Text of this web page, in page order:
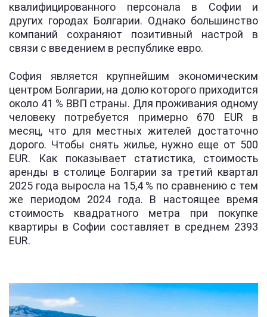
квалифицированного персонала в Софии и
других городах Болгарии. Однако большинство
компаний сохраняют позитивный настрой в
связи с введением в республике евро.
София является крупнейшим экономическим
центром Болгарии, на долю которого приходится
около 41 % ВВП страны. Для проживания одному
человеку потребуется примерно 670 EUR в
месяц, что для местных жителей достаточно
дорого. Чтобы снять жилье, нужно еще от 500
EUR. Как показывает статистика, стоимость
аренды в столице Болгарии за третий квартал
2025 года выросла на 15,4 % по сравнению с тем
же периодом 2024 года. В настоящее время
стоимость квадратного метра при покупке
квартиры в Софии составляет в среднем 2393
EUR.